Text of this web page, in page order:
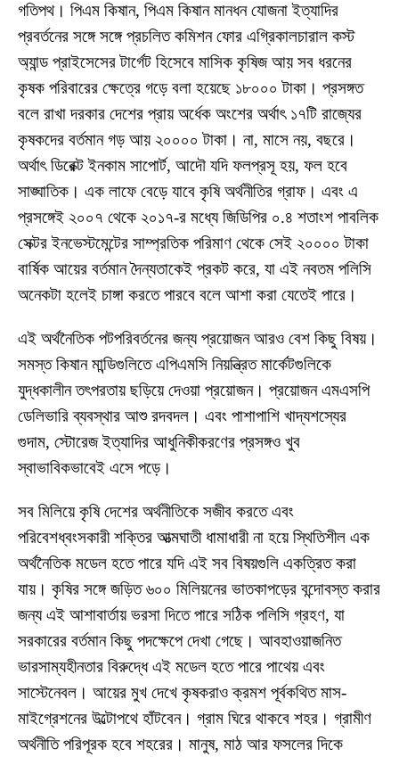
গতিপথ। পিএম কিষান, পিএম কিষান মানধন যোজনা ইত্যাদির
প্রবর্তনের সঙ্গে সঙ্গে প্রচলিত কমিশন ফোর এগ্রিকালচারাল কস্ট
অ্যান্ড প্রাইসেসের টার্গেট হিসেবে মাসিক কৃষিজ আয় সব ধরনের
কৃষক পরিবারের ক্ষেত্রে গড়ে বলা হয়েছে ১৮০০০ টাকা। প্রসঙ্গত
বলে রাখা দরকার দেশের প্রায় অর্ধেক অংশের অর্থাৎ ১৭টি রাজ্যের
কৃষকদের বর্তমান গড় আয় ২০০০০ টাকা। না, মাসে নয়, বছরে।
অর্থাৎ ডিরেক্ট ইনকাম সাপোর্ট, আদৌ যদি ফলপ্রসূ হয়, ফল হবে
সাঙ্ঘাতিক। এক লাফে বেড়ে যাবে কৃষি অর্থনীতির গ্রাফ। এবং এ
প্রসঙ্গেই ২০০৭ থেকে ২০১৭-র মধ্যে জিডিপির ০.৪ শতাংশ পাবলিক
সেক্টর ইনভেস্টমেন্টের সাম্প্রতিক পরিমাণ থেকে সেই ২০০০০ টাকা
বার্ষিক আয়ের বর্তমান দৈন্যতাকেই প্রকট করে, যা এই নবতম পলিসি
অনেকটা হলেই চাঙ্গা করতে পারবে বলে আশা করা যেতেই পারে।
এই অর্থনৈতিক পটপরিবর্তনের জন্য প্রয়োজন আরও বেশ কিছু বিষয়।
সমস্ত কিষান মান্ডিগুলিতে এপিএমসি নিয়ন্ত্রিত মার্কেটগুলিকে
যুদ্ধকালীন তৎপরতায় ছড়িয়ে দেওয়া প্রয়োজন। প্রয়োজন এমএসপি
ডেলিভারি ব্যবস্থার আশু রদবদল। এবং পাশাপাশি খাদ্যশস্যের
গুদাম, স্টোরেজ ইত্যাদির আধুনিকীকরণের প্রসঙ্গও খুব
স্বাভাবিকভাবেই এসে পড়ে।
সব মিলিয়ে কৃষি দেশের অর্থনীতিকে সজীব করতে এবং
পরিবেশধ্বংসকারী শক্তির আত্মঘাতী ধামাধারী না হয়ে স্থিতিশীল এক
অর্থনৈতিক মডেল হতে পারে যদি এই সব বিষয়গুলি একত্রিত করা
যায়। কৃষির সঙ্গে জড়িত ৬০০ মিলিয়নের ভাতকাপড়ের বন্দোবস্ত করার
জন্য এই আশাবার্তায় ভরসা দিতে পারে সঠিক পলিসি গ্রহণ, যা
সরকারের বর্তমান কিছু পদক্ষেপে দেখা গেছে। আবহাওয়াজনিত
ভারসাম্যহীনতার বিরুদ্ধে এই মডেল হতে পারে পাথেয় এবং
সাস্টেনেবল। আয়ের মুখ দেখে কৃষকরাও ক্রমশ পূর্বকথিত মাস-
মাইগ্রেশনের উল্টোপথে হাঁটবেন। গ্রাম ঘিরে থাকবে শহর। গ্রামীণ
অর্থনীতি পরিপূরক হবে শহরের। মানুষ, মাঠ আর ফসলের দিকে